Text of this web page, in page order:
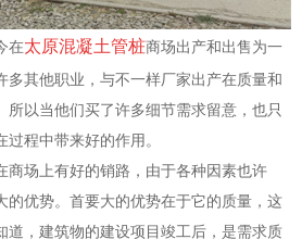
在太原混凝土管桩商场出产和出售为一
多其他职业，与不一样厂家出产在质量和
所以当他们买了许多细节需求留意，也只
程中带来好的作用。
商场上有好的销路，由于各种因素也许
的优势。首要大的优势在于它的质量，这
道，建筑物的建设项目竣工后，是需求质